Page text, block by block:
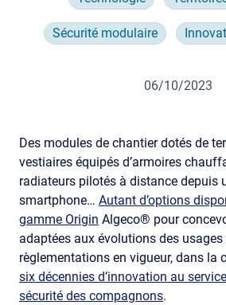
Sécurité modulaire
06/10/2023
Des modules de chantier dotés de
vestiaires équipés d’armoires
radiateurs pilotés à distance depuis
smartphone… Autant d’options
gamme Origin Algeco® pour
adaptées aux évolutions des usages
règlementations en vigueur, dans la
six décennies d’innovation au
sécurité des compagnons.